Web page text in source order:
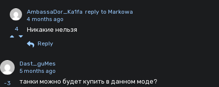
4
AmbassaDor_Ka1fa reply to Markowa
4 months ago
Никакие нельзя
Reply
-3
Dast_guMes
5 months ago
танки можно будет купить в данном моде?